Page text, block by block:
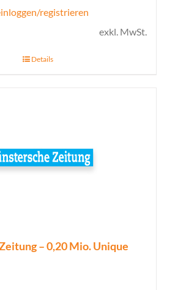
registrieren
exkl. MwSt.
Details
– 0,20 Mio. Unique